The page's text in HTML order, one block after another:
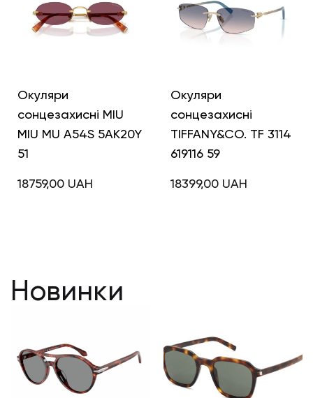
Окуляри
сонцезахисні MIU
MIU MU A54S 5AK20Y
51
18759,00 UAH
Окуляри
сонцезахисні
TIFFANY&CO. TF 3114
619116 59
18399,00 UAH
Новинки